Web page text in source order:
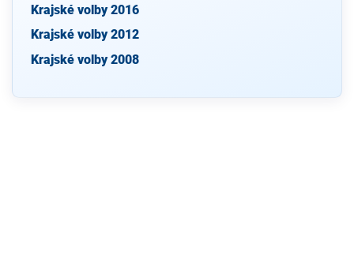
Krajské volby 2016
Krajské volby 2012
Krajské volby 2008